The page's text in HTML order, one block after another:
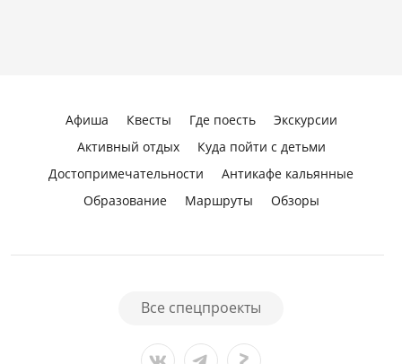
Афиша Квесты Где поесть
Экскурсии
Активный отдых
Куда пойти с детьми
Достопримечательности
Антикафе кальянные
Образование
Маршруты Обзоры
Все спецпроекты